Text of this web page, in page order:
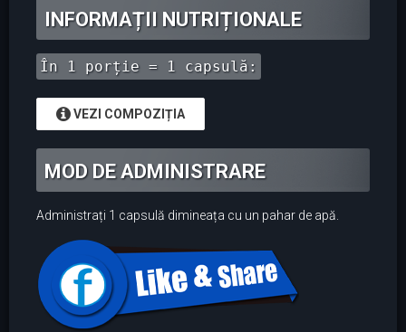
INFORMAȚII NUTRIȚIONALE
În 1 porție = 1 capsulă:
VEZI COMPOZIȚIA
MOD DE ADMINISTRARE
Administrați 1 capsulă dimineața cu un pahar de apă.